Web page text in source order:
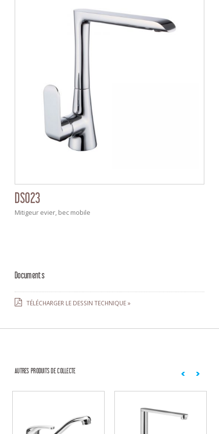
DS023
Mitigeur evier, bec mobile
Documents
TÉLÉCHARGER LE DESSIN TECHNIQUE »
AUTRES PRODUITS DE COLLECTE